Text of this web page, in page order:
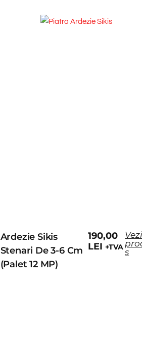
Ardezie Sikis
Stenari De 3-6 Cm
(Palet 12 MP)
190,00
LEI +TVA
Vezi
s